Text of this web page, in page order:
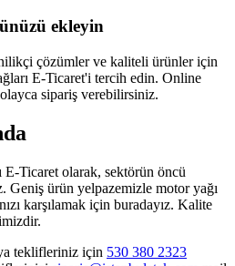
ekleyin
çözümler ve kaliteli ürünler için
E-Ticaret'i tercih edin. Online
sipariş verebilirsiniz.
Ticaret olarak, sektörün öncü
Geniş ürün yelpazemizle motor yağı
karşılamak için buradayız. Kalite
teklifleriniz için 530 380 2323